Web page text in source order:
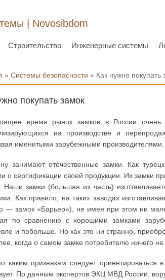
| Novosibdom
Строительство Инженерные системы
»Системы безопасности » Как нужно покупать
покупать замок
время рынок замков в России
на производстве и
именитыми зарубежными производителями.
занимают отечественные замки. Как
о сертификации своей продукции. Их замки
Наши замки (большая их часть)
Как правило, на таких заводах
— замок «Барьер»), не имея при этом ни
по сравнению с хорошими замками
и побольше. Но как это ни странно,
когда о самом замке потребителю ничего не
каким признакам следует
По данным экспертов ЭКЦ МВД России,